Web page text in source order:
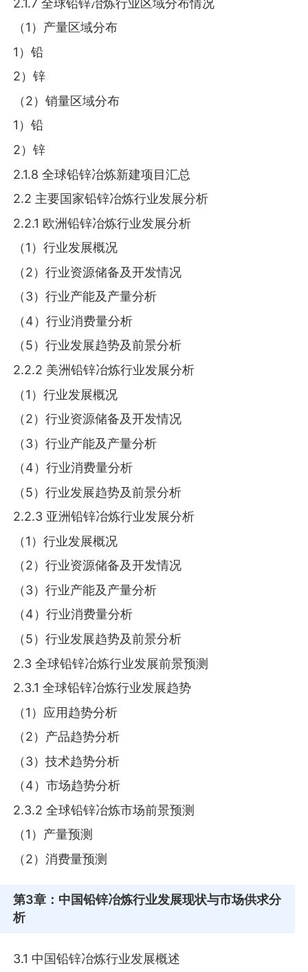
2.1.7 全球铅锌冶炼行业区域分布情况
（1）产量区域分布
1）铅
2）锌
（2）销量区域分布
1）铅
2）锌
2.1.8 全球铅锌冶炼新建项目汇总
2.2 主要国家铅锌冶炼行业发展分析
2.2.1 欧洲铅锌冶炼行业发展分析
（1）行业发展概况
（2）行业资源储备及开发情况
（3）行业产能及产量分析
（4）行业消费量分析
（5）行业发展趋势及前景分析
2.2.2 美洲铅锌冶炼行业发展分析
（1）行业发展概况
（2）行业资源储备及开发情况
（3）行业产能及产量分析
（4）行业消费量分析
（5）行业发展趋势及前景分析
2.2.3 亚洲铅锌冶炼行业发展分析
（1）行业发展概况
（2）行业资源储备及开发情况
（3）行业产能及产量分析
（4）行业消费量分析
（5）行业发展趋势及前景分析
2.3 全球铅锌冶炼行业发展前景预测
2.3.1 全球铅锌冶炼行业发展趋势
（1）应用趋势分析
（2）产品趋势分析
（3）技术趋势分析
（4）市场趋势分析
2.3.2 全球铅锌冶炼市场前景预测
（1）产量预测
（2）消费量预测
第3章 ：中国铅锌冶炼行业发展现状与市场供求分
析
3.1 中国铅锌冶炼行业发展概述